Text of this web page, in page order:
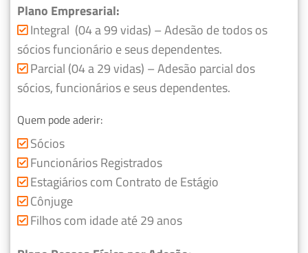
Plano Empresarial:
Integral (04 a 99 vidas) – Adesão de todos os
sócios funcionário e seus dependentes.
Parcial (04 a 29 vidas) – Adesão parcial dos
sócios, funcionários e seus dependentes.
Quem pode aderir:
Sócios
Funcionários Registrados
Estagiários com Contrato de Estágio
Cônjuge
Filhos com idade até 29 anos